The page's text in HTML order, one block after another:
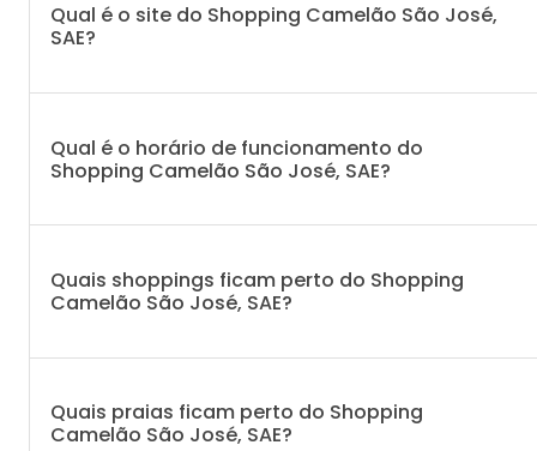
Qual é o site do Shopping Camelão São José,
SAE?
Qual é o horário de funcionamento do
Shopping Camelão São José, SAE?
Quais shoppings ficam perto do Shopping
Camelão São José, SAE?
Quais praias ficam perto do Shopping
Camelão São José, SAE?